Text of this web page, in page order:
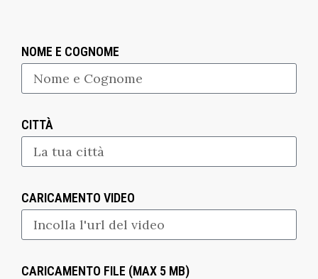
NOME E COGNOME
CITTÀ
CARICAMENTO VIDEO
CARICAMENTO FILE (MAX 5 MB)